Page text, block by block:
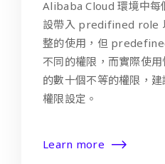
Alibaba Cloud 環境中每
設帶入 predifined role
整的使用，但
不同的權限，而實際使
的數十個不等的權限，
權限設定。
Learn more